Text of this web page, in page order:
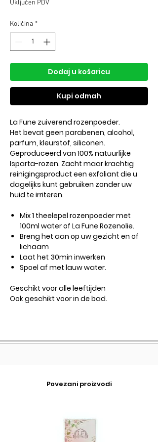
Uključen PDV
Količina *
Dodaj u košaricu
Kupi odmah
La Fune zuiverend rozenpoeder.
Het bevat geen parabenen, alcohol,
parfum, kleurstof, siliconen.
Geproduceerd van 100% natuurlijke
Isparta-rozen. Zacht maar krachtig
reinigingsproduct een exfoliant die u
dagelijks kunt gebruiken zonder uw
huid te irriteren.
Mix 1 theelepel rozenpoeder met
100ml water of La Fune Rozenolie.
Breng het aan op uw gezicht en of
lichaam
Laat het 30min inwerken
Spoel af met lauw water.
Geschikt voor alle leeftijden
Ook geschikt voor in de bad.
Povezani proizvodi